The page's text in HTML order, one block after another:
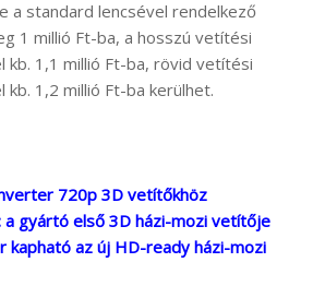
a standard lencsével rendelkező
1 millió Ft-ba, a hosszú vetítési
kb. 1,1 millió Ft-ba, rövid vetítési
kb. 1,2 millió Ft-ba kerülhet.
720p 3D vetítőkhöz
a gyártó első 3D házi-mozi vetítője
kapható az új HD-ready házi-mozi